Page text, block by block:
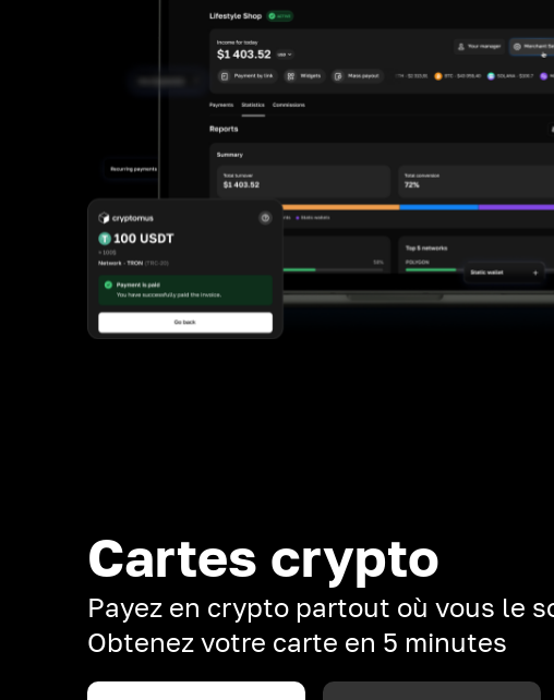
Cartes crypto
Payez en crypto partout où vous le
Obtenez votre carte en 5 minutes